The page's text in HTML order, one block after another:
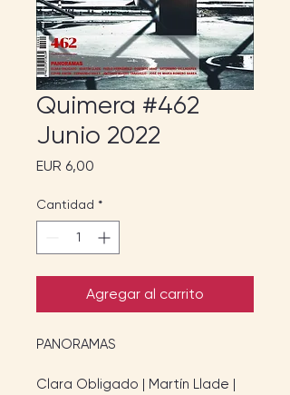
Quimera #462
Junio 2022
EUR 6,00
Cantidad *
Agregar al carrito
PANORAMAS
Clara Obligado | Martín Llade |